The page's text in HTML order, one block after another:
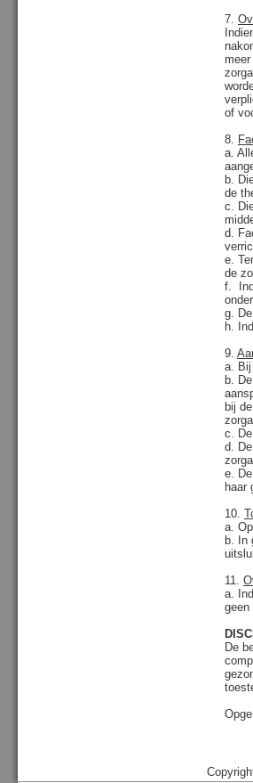
7.
of
8.
a.
b.
de
c.
d.
e.
de
f.
g.
h.
9.
a.
b.
bij
c.
d.
e.
haar
10.
a.
b.
11.
a.
geen
De